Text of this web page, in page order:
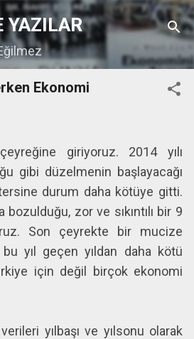
içeriğe atla
YAZILAR
Ekonomi
giriyoruz. 2014 yılı
gibi düzelmenin başlayacağı
durum daha kötüye gitti.
zor ve sıkıntılı bir 9
Son çeyrekte bir mucize
bu yıl geçen yıldan daha kötü
için değil birçok ekonomi
yılbaşı ve yılsonu olarak